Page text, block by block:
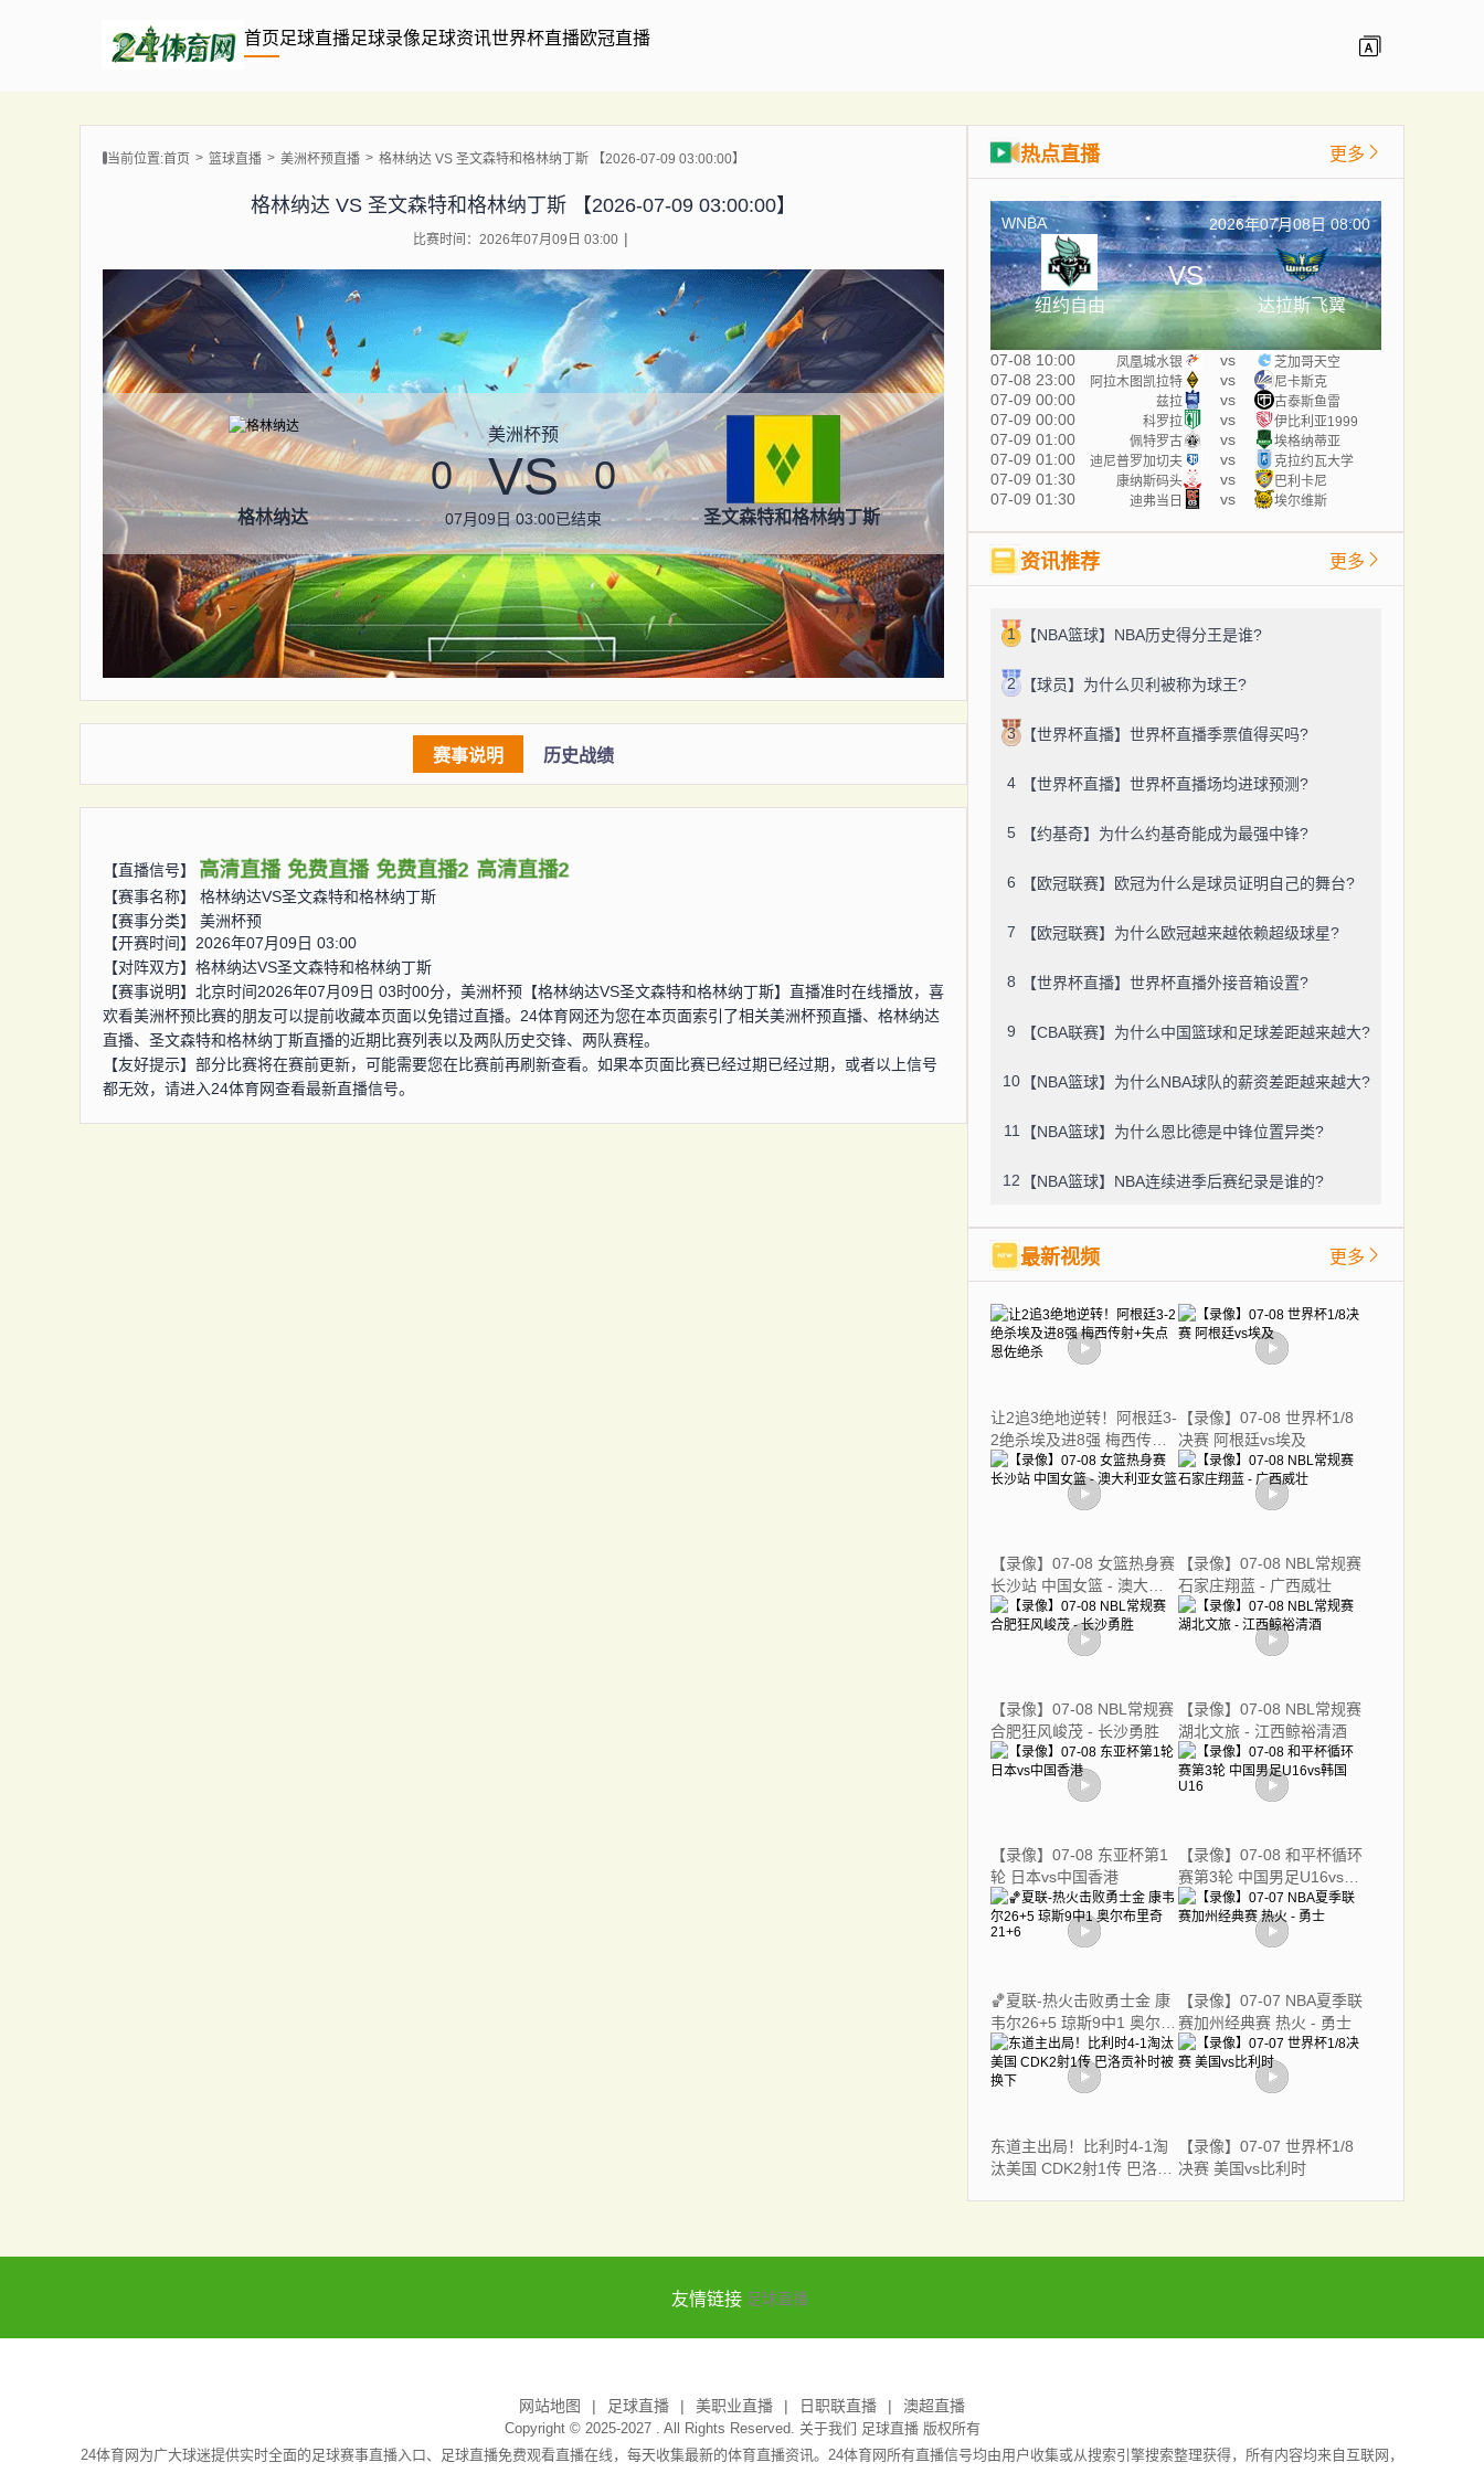
首页足球直播足球录像足球资讯世界杯直播欧冠直播
当前位置:首页 篮球直播 美洲杯预直播 格林纳达 VS 圣文森特和格林纳丁斯 【2026-07-09 03:00:00】
格林纳达 VS 圣文森特和格林纳丁斯 【2026-07-09 03:00:00】
比赛时间：2026年07月09日 03:00
格林纳达
美洲杯预
0 VS 0
07月09日 03:00已结束 圣文森特和格林纳丁斯
赛事说明 历史战绩
【直播信号】 高清直播 免费直播 免费直播2 高清直播2
【赛事名称】 格林纳达VS圣文森特和格林纳丁斯
【赛事分类】 美洲杯预
【开赛时间】2026年07月09日 03:00
【对阵双方】 格林纳达VS圣文森特和格林纳丁斯
【赛事说明】北京时间2026年07月09日 03时00分，美洲杯预【格林纳达VS圣文森特和格林纳丁斯】直播准时在线播放，喜
欢看美洲杯预比赛的朋友可以提前收藏本页面以免错过直播。24体育网还为您在本页面索引了相关美洲杯预直播、格林纳达
直播、圣文森特和格林纳丁斯直播的近期比赛列表以及两队历史交锋、两队赛程。
【友好提示】部分比赛将在赛前更新，可能需要您在比赛前再刷新查看。如果本页面比赛已经过期已经过期，或者以上信号
都无效，请进入24体育网查看最新直播信号。
热点直播 更多
WNBA 2026年07月08日 08:00
纽约自由
VS
达拉斯飞翼
07-08 10:00 凤凰城水银 vs 芝加哥天空
07-08 23:00 阿拉木图凯拉特 vs 尼卡斯克
07-09 00:00 兹拉 vs 古泰斯鱼雷
07-09 00:00 科罗拉 vs 伊比利亚1999
07-09 01:00 佩特罗古 vs 埃格纳蒂亚
07-09 01:00 迪尼普罗加切夫 vs 克拉约瓦大学
07-09 01:30 康纳斯码头 vs 巴利卡尼
07-09 01:30 迪弗当日 vs 埃尔维斯
资讯推荐 更多
1 【NBA篮球】NBA历史得分王是谁?
2 【球员】为什么贝利被称为球王?
3 【世界杯直播】世界杯直播季票值得买吗?
4 【世界杯直播】世界杯直播场均进球预测?
5 【约基奇】为什么约基奇能成为最强中锋?
6 【欧冠联赛】欧冠为什么是球员证明自己的舞台?
7 【欧冠联赛】为什么欧冠越来越依赖超级球星?
8 【世界杯直播】世界杯直播外接音箱设置?
9 【CBA联赛】为什么中国篮球和足球差距越来越大?
10 【NBA篮球】为什么NBA球队的薪资差距越来越大?
11 【NBA篮球】为什么恩比德是中锋位置异类?
12 【NBA篮球】NBA连续进季后赛纪录是谁的?
最新视频 更多
让2追3绝地逆转！阿根廷3-
2绝杀埃及进8强 梅西传射
+失点恩佐绝杀
【录像】07-08 世界杯1/8
决赛 阿根廷vs埃及
【录像】07-08 女篮热身赛
长沙站 中国女篮 - 澳大利
亚女篮
【录像】07-08 NBL常规赛
石家庄翔蓝 - 广西威壮
【录像】07-08 NBL常规赛
合肥狂风峻茂 - 长沙勇胜
【录像】07-08 NBL常规赛
湖北文旅 - 江西鲸裕清酒
【录像】07-08 东亚杯第1
轮 日本vs中国香港
【录像】07-08 和平杯循环
赛第3轮 中国男足U16vs韩
国U16
🏀夏联-热火击败勇士金 康
韦尔26+5 琼斯9中1 奥尔布
里奇21+6
【录像】07-07 NBA夏季联
赛加州经典赛 热火 - 勇士
东道主出局！比利时4-1淘
汰美国 CDK2射1传 巴洛贡
【录像】07-07 世界杯1/8
决赛 美国vs比利时
友情链接 足球直播
网站地图 足球直播 美职业直播 日职联直播 澳超直播
Copyright © 2025-2027 . All Rights Reserved. 关于我们 足球直播版权所有
24体育网为广大球迷提供实时全面的足球赛事直播入口、足球直播免费观看直播在线，每天收集最新的体育直播资讯。24体育网所有直播信号均由用户收集或从搜索引擎搜索整理获得，所有内容均来自互联网，